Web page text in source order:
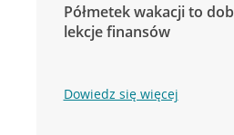
Półmetek wakacji to
lekcje finansów
Dowiedz się więcej